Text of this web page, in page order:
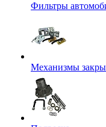
Фильтры
Механизмы